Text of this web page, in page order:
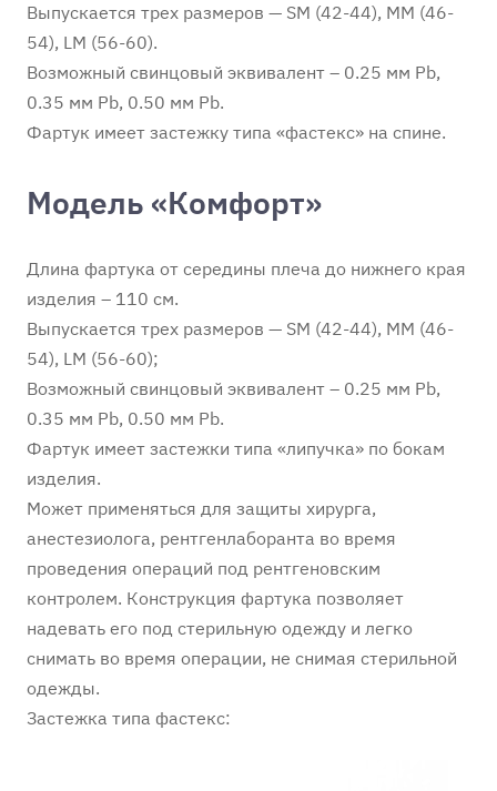
Выпускается трех размеров — SM (42-44), MM (46-
54), LM (56-60).
Возможный свинцовый эквивалент – 0.25 мм Pb,
0.35 мм Pb, 0.50 мм Pb.
Фартук имеет застежку типа «фастекс» на спине.
Модель «Комфорт»
Длина фартука от середины плеча до нижнего края
изделия – 110 см.
Выпускается трех размеров — SM (42-44), MM (46-
54), LM (56-60);
Возможный свинцовый эквивалент – 0.25 мм Pb,
0.35 мм Pb, 0.50 мм Pb.
Фартук имеет застежки типа «липучка» по бокам
изделия.
Может применяться для защиты хирурга,
анестезиолога, рентгенлаборанта во время
проведения операций под рентгеновским
контролем. Конструкция фартука позволяет
надевать его под стерильную одежду и легко
снимать во время операции, не снимая стерильной
одежды.
Застежка типа фастекс: